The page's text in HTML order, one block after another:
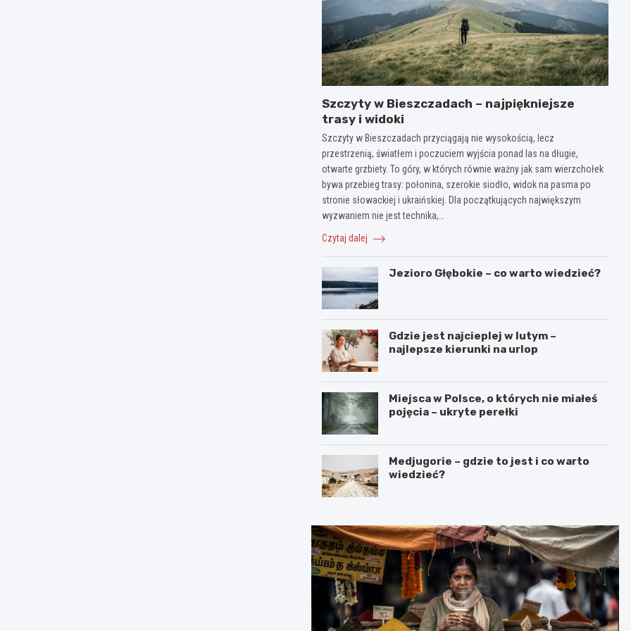
Szczyty w Bieszczadach – najpiękniejsze
trasy i widoki
Szczyty w Bieszczadach przyciągają nie wysokością, lecz
przestrzenią, światłem i poczuciem wyjścia ponad las na długie,
otwarte grzbiety. To góry, w których równie ważny jak sam wierzchołek
bywa przebieg trasy: połonina, szerokie siodło, widok na pasma po
stronie słowackiej i ukraińskiej. Dla początkujących największym
wyzwaniem nie jest technika,…
Czytaj dalej
Jezioro Głębokie – co warto wiedzieć?
Gdzie jest najcieplej w lutym –
najlepsze kierunki na urlop
Miejsca w Polsce, o których nie miałeś
pojęcia – ukryte perełki
Medjugorie – gdzie to jest i co warto
wiedzieć?